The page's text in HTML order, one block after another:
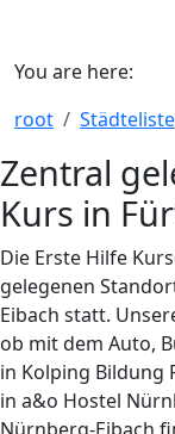
You are here:
root
Städteliste
Zentral
Kurs in
Die Erste Hilfe
gelegenen
Eibach statt.
ob mit dem Auto,
in Kolping Bildung
in a&o Hostel